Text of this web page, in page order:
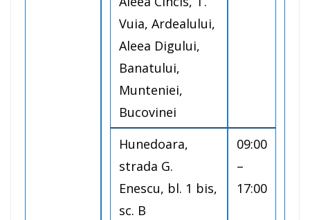
Vuia, Ardealului,
Aleea Digului,
Banatului,
Munteniei,
Bucovinei
Hunedoara,
strada G.
Enescu, bl. 1 bis,
sc. B
09:00
–
17:00